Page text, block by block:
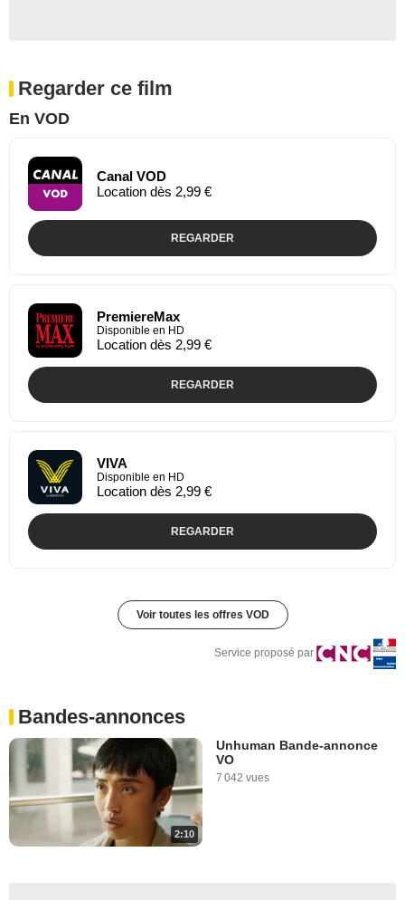
Regarder ce film
En VOD
Canal VOD
Location dès 2,99 €
REGARDER
PremiereMax
Disponible en HD
Location dès 2,99 €
REGARDER
VIVA
Disponible en HD
Location dès 2,99 €
REGARDER
Voir toutes les offres VOD
Service proposé par
Bandes-annonces
2:10
Unhuman Bande-annonce
VO
7 042 vues